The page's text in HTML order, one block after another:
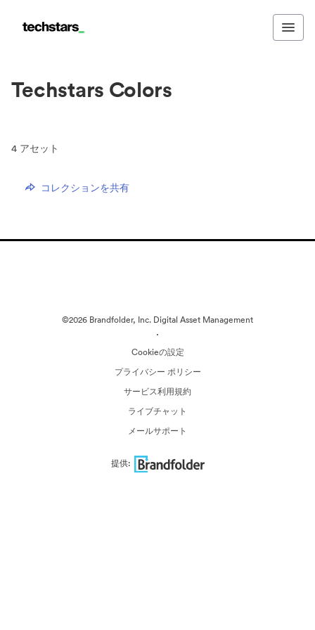
Techstars Colors
4 アセット
コレクションを共有
©2026 Brandfolder, Inc. Digital Asset Management
·
Cookieの設定
プライバシー ポリシー
サービス利用規約
ライブチャット
メールサポート
提供: